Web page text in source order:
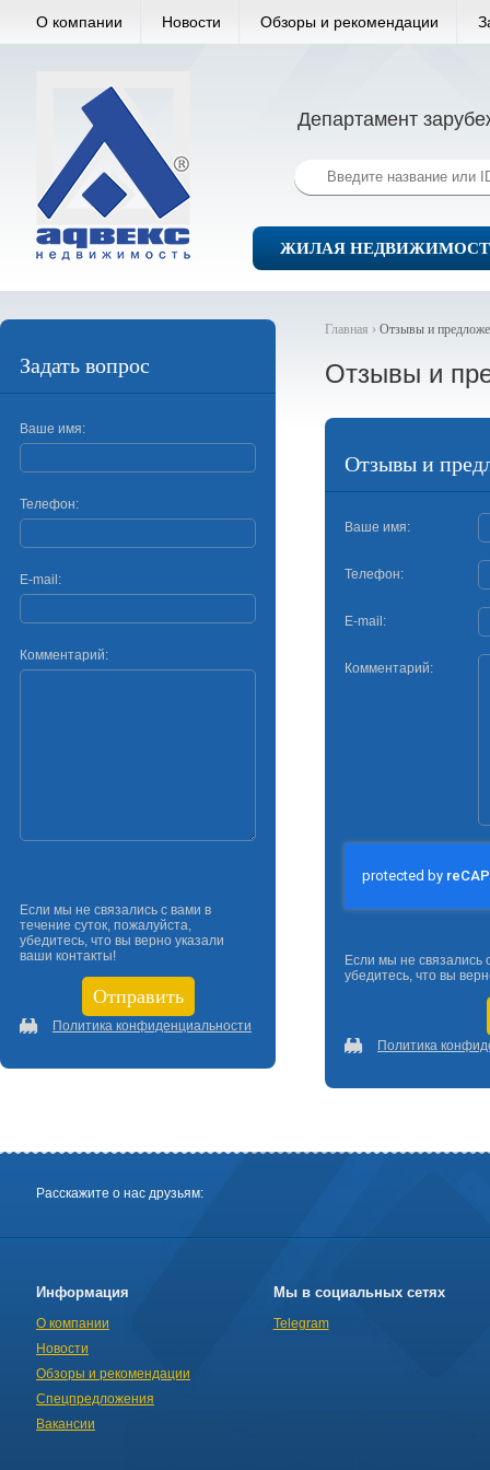
О компании Новости Обзоры и рекомендации
Департамент
ЖИЛАЯ
Главная › Отзывы и
Отзывы и
Отзывы и
Ваше имя:
Телефон:
E-mail:
Комментарий:
Если мы не связались
убедитесь, что вы
Политика
Задать вопрос
Ваше имя:
Телефон:
E-mail:
Комментарий:
Если мы не связались с вами в
течение суток, пожалуйста,
убедитесь, что вы верно указали
ваши контакты!
Политика конфиденциальности
Расскажите о нас друзьям:
Информация
О компании
Новости
Обзоры и рекомендации
Спецпредложения
Вакансии
Мы в социальных сетях
Telegram